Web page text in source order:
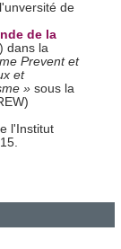
de
de la
dans la
Prevent et
et
» sous la
l'Institut